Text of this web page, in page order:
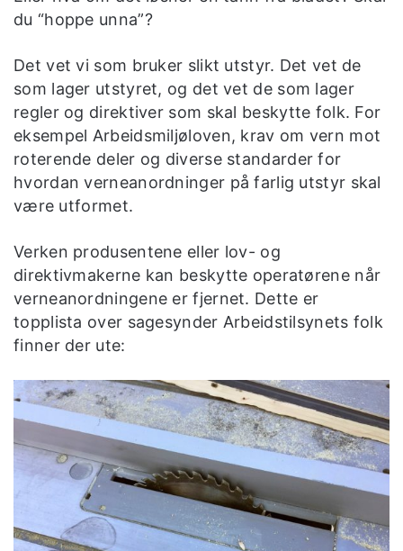
du “hoppe unna”?
Det vet vi som bruker slikt utstyr. Det vet de
som lager utstyret, og det vet de som lager
regler og direktiver som skal beskytte folk. For
eksempel Arbeidsmiljøloven, krav om vern mot
roterende deler og diverse standarder for
hvordan verneanordninger på farlig utstyr skal
være utformet.
Verken produsentene eller lov- og
direktivmakerne kan beskytte operatørene når
verneanordningene er fjernet. Dette er
topplista over sagesynder Arbeidstilsynets folk
finner der ute: